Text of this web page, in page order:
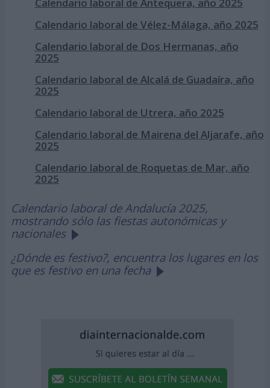
Calendario laboral de Vélez-Málaga, año 2025
Calendario laboral de Dos Hermanas, año
2025
Calendario laboral de Alcalá de Guadaíra, año
2025
Calendario laboral de Utrera, año 2025
Calendario laboral de Mairena del Aljarafe, año
2025
Calendario laboral de Roquetas de Mar, año
2025
Calendario laboral de Andalucía 2025,
mostrando sólo las fiestas autonómicas y
nacionales
¿Dónde es festivo?, encuentra los lugares en los
que es festivo en una fecha